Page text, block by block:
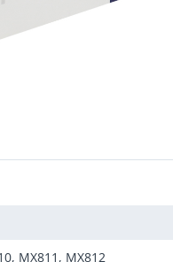
MX811, MX812